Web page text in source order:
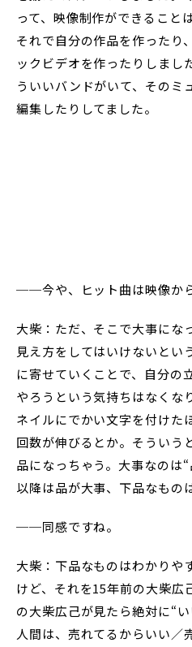
って、映像制作ができること
それで自分の作品を作ったり
ックビデオを作ったりしまし
ういいバンドがいて、そのミ
編集したりしてました。
──今や、ヒット曲は映像か
大柴：ただ、そこで大事にな
見え方をしてはいけないとい
に寄せていくことで、自分の
やろうという気持ちはなくな
ネイルにでかい文字を付けた
回数が伸びるとか。そういう
品になっちゃう。大事なのは
以降は品が大事、下品なもの
──同感ですね。
大柴：下品なものはわかりや
けど、それを15年前の大柴広
の大柴広己が見たら絶対に“い
人間は、売れてるからいい／